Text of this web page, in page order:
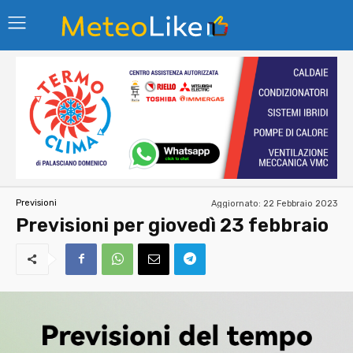
Previsioni Aggiornato: 22 Febbraio 2023
Previsioni per giovedì 23 febbraio